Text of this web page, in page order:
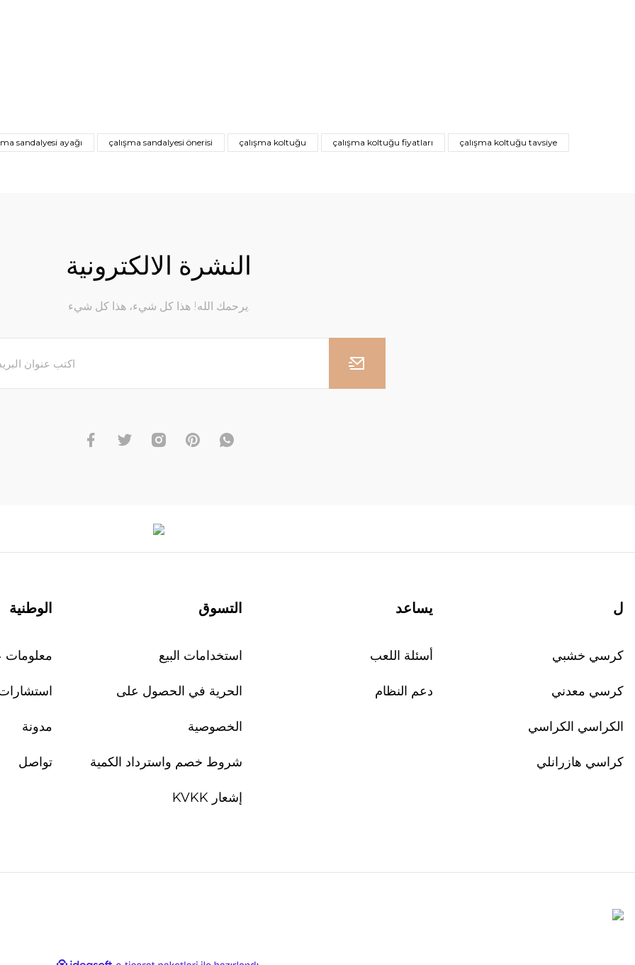
sandalyesi ayağı çalışma sandalyesi önerisi çalışma koltuğu çalışma koltuğu fiyatları
çalışma koltuğu tavsiye
النشرة الالكترونية
يرحمك الله! هذا كل شيء، هذا كل شيء.
ل
كرسي خشبي
كرسي معدني
الكراسي الكراسي
كراسي هازرانلي
يساعد
أسئلة اللعب
دعم النظام
التسوق
استخدامات البيع
الحرية في الحصول على
الخصوصية
شروط خصم واسترداد الكمية
إشعار KVKK
الوطنية
معلومات
مدونة
تواصل